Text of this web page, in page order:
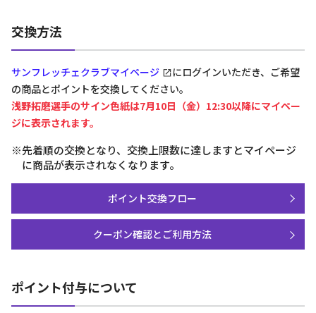
交換方法
サンフレッチェクラブマイページ
にログインいただき、ご希望
の商品とポイントを交換してください。
浅野拓磨選手のサイン色紙は7月10日（金）12:30以降にマイペー
ジに表示されます。
※先着順の交換となり、交換上限数に達しますとマイページ
に商品が表示されなくなります。
ポイント交換フロー
クーポン確認とご利用方法
ポイント付与について